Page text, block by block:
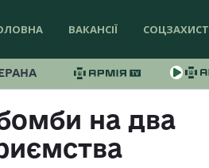
ВАКАНСІЇ СОЦЗАХИСТ
на два